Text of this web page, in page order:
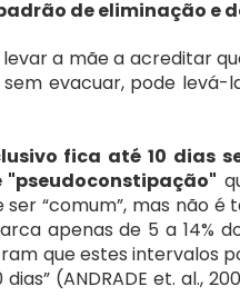
de eliminação e
a mãe a acreditar
evacuar, pode levá-
fica até 10 dias
“comum”, mas não é
apenas de 5 a 14%
que estes intervalos
(ANDRADE et. al.,